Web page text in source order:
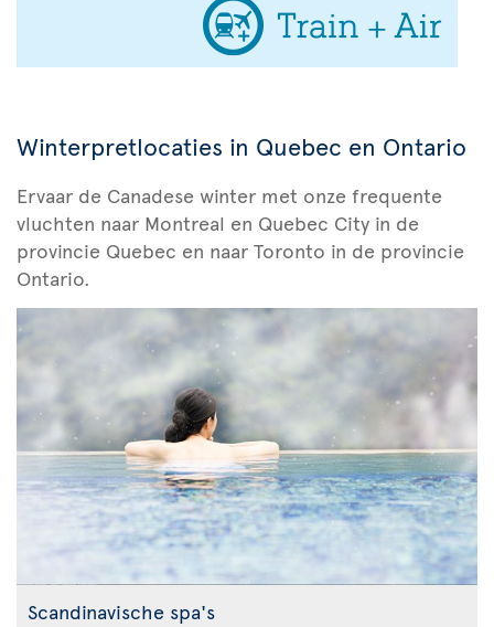
Winterpretlocaties in Quebec en Ontario
Ervaar de Canadese winter met onze frequente
vluchten naar Montreal en Quebec City in de
provincie Quebec en naar Toronto in de provincie
Ontario.
Scandinavische spa's